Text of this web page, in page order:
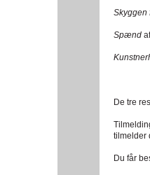
Spænd
De tre
tilmelder
Du får